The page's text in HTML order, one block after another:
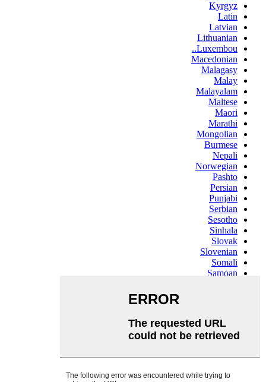
Kyrgyz
Latin
Latvian
Lithuanian
Luxembou..
Macedonian
Malagasy
Malay
Malayalam
Maltese
Maori
Marathi
Mongolian
Burmese
Nepali
Norwegian
Pashto
Persian
Punjabi
Serbian
Sesotho
Sinhala
Slovak
Slovenian
Somali
Samoan
Swahili
Tajik
Telugu